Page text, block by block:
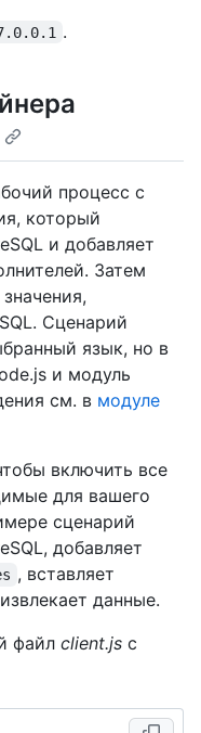
.
процесс с
который
и добавляет
Затем
Сценарий
язык, но в
и модуль
см. в модуле
включить все
для вашего
сценарий
добавляет
, вставляет
данные.
файл client.js с